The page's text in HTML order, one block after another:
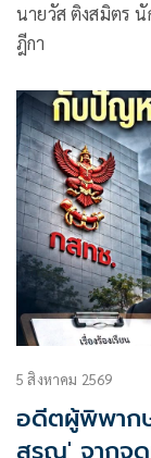
นายวัส ติงสมิตร นั
ฎีกา
5 สิงหาคม 2569
อดีตผู้พิพากษ
สรณ' จากจุ